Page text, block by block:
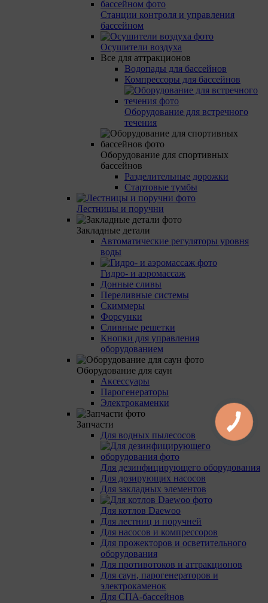
Станции контроля и управления
бассейном
Осушители воздуха
Все для аттракционов
Водопады для бассейнов
Компрессоры для бассейнов
Оборудование для встречного
течения
Оборудование для спортивных
бассейнов
Разделительные дорожки
Стартовые тумбы
Лестницы и поручни
Закладные детали
Автоматические регуляторы уровня
воды
Гидро- и аэромассаж
Донные сливы
Переливные системы
Скиммеры
Форсунки
Сливные решетки
Кнопки для управления
оборудованием
Оборудование для саун
Аксессуары
Парогенераторы
Электрокаменки
Запчасти
Для водных пылесосов
Для дезинфицирующего оборудования
Для дозирующих насосов
Для закладных элементов
Для котлов Daewoo
Для лестниц и поручней
Для насосов и компрессоров
Для прожекторов и осветительного
оборудования
Для противотоков и аттракционов
Для саун, парогенераторов и
электрокаменок
Для СПА-бассейнов